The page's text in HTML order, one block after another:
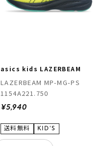
asics kids LAZERBEAM
LAZERBEAM MP-MG-PS
1154A221.750
¥5,940